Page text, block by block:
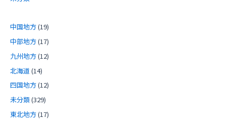
中国地方(19)
中部地方(17)
九州地方(12)
北海道 (14)
四国地方(12)
未分類(329)
東北地方(17)